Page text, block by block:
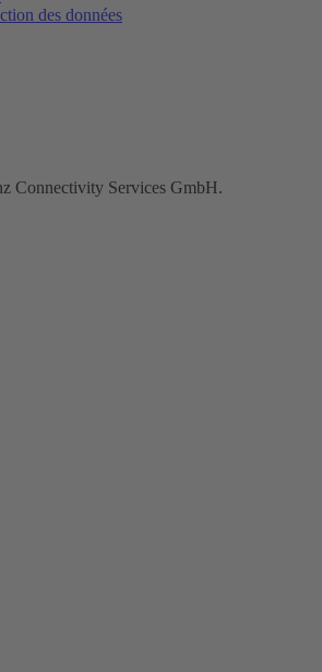
des données
Connectivity Services GmbH.